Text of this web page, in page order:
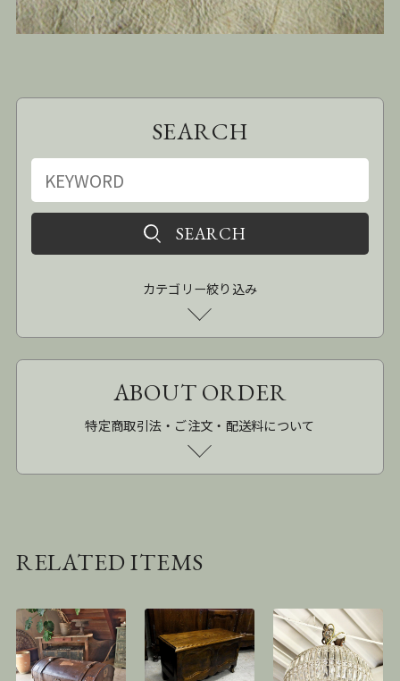
SEARCH
カテゴリー絞り込み
ABOUT ORDER
特定商取引法・ご注文・配送料について
RELATED ITEMS